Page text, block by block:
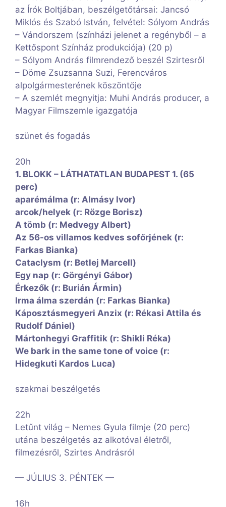
az Írók Boltjában, beszélgetőtársai: Jancsó
Miklós és Szabó István, felvétel: Sólyom András
– Vándorszem (színházi jelenet a regényből – a
Kettőspont Színház produkciója) (20 p)
– Sólyom András filmrendező beszél Szirtesről
– Döme Zsuzsanna Suzi, Ferencváros
alpolgármesterének köszöntője
– A szemlét megnyitja: Muhi András producer, a
Magyar Filmszemle igazgatója
szünet és fogadás
20h
1. BLOKK – LÁTHATATLAN BUDAPEST 1. (65
perc)
aparémálma (r: Almásy Ivor)
arcok/helyek (r: Rözge Borisz)
A tömb (r: Medvegy Albert)
Az 56-os villamos kedves sofőrjének (r:
Farkas Bianka)
Cataclysm (r: Betlej Marcell)
Egy nap (r: Görgényi Gábor)
Érkezők (r: Burián Ármin)
Irma álma szerdán (r: Farkas Bianka)
Káposztásmegyeri Anzix (r: Rékasi Attila és
Rudolf Dániel)
Mártonhegyi Graffitik (r: Shikli Réka)
We bark in the same tone of voice (r:
Hidegkuti Kardos Luca)
szakmai beszélgetés
22h
Letűnt világ – Nemes Gyula filmje (20 perc)
utána beszélgetés az alkotóval életről,
filmezésről, Szirtes Andrásról
— JÚLIUS 3. PÉNTEK —
16h